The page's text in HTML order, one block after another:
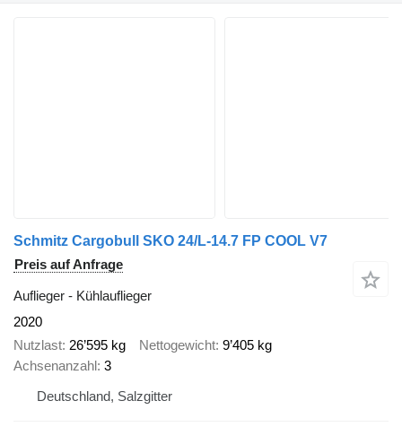
Schmitz Cargobull SKO 24/L-14.7 FP COOL V7
Preis auf Anfrage
Auflieger - Kühlauflieger
2020
Nutzlast 26’595 kg Nettogewicht 9’405 kg
Achsenanzahl 3
Deutschland, Salzgitter